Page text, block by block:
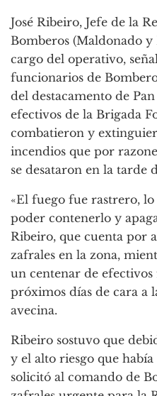
José Ribeiro, Jefe de la
Bomberos (Maldonado y
cargo del operativo,
funcionarios de
del destacamento de
efectivos de la Brigada
combatieron y
incendios que por
se desataron en la tarde
«El fuego fue rastrero,
poder contenerlo y
Ribeiro, que cuenta por
zafrales en la zona,
un centenar de efectivos
próximos días de cara a
avecina.
Ribeiro sostuvo que
y el alto riesgo que
solicitó al comando de